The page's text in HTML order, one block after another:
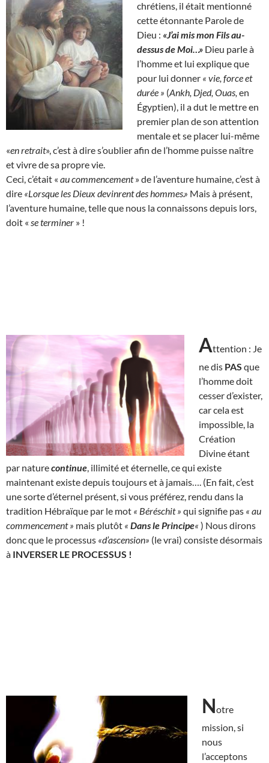
chrétiens, il était mentionné
cette étonnante Parole de
Dieu : «J’ai mis mon Fils au-
dessus de Moi…» Dieu parle à
l’homme et lui explique que
pour lui donner « vie, force et
durée » (Ankh, Djed, Ouas, en
Égyptien), il a dut le mettre en
premier plan de son attention
mentale et se placer lui-même
«en retrait», c’est à dire s’oublier afin de l’homme puisse naître
et vivre de sa propre vie.
Ceci, c’était « au commencement» de l’aventure humaine, c’est à
dire «Lorsque les Dieux devinrent des hommes.» Mais à présent,
l’aventure humaine, telle que nous la connaissons depuis lors,
doit « se terminer » !
Attention : Je
ne dis PAS que
l’homme doit
cesser d’exister,
car cela est
impossible, la
Création
Divine étant
par naturecontinue , illimité et éternelle, ce qui existe
maintenant existe depuis toujours et à jamais…. (En fait, c’est
une sorte d’éternel présent, si vous préférez, rendu dans la
tradition Hébraïque par le mot « Béréschit » qui signifie pas « au
commencement » mais plutôt « Dans le Principe« ) Nous dirons
donc que le processus «d’ascension» (le vrai) consiste désormais
à INVERSER LE PROCESSUS !
Notre
mission, si
nous
l’acceptons